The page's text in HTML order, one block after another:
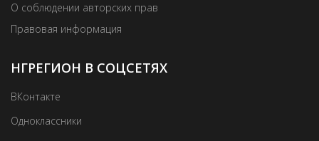
О соблюдении авторских прав
Правовая информация
НГРЕГИОН В СОЦСЕТЯХ
ВКонтакте
Одноклассники